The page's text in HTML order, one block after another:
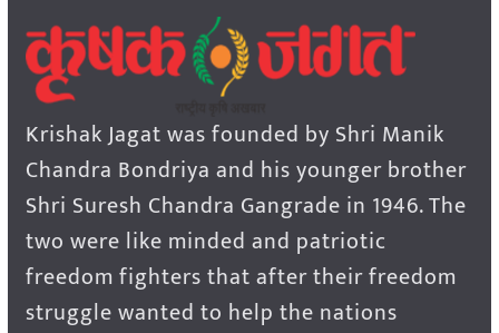
Krishak Jagat was founded by Shri Manik
Chandra Bondriya and his younger brother
Shri Suresh Chandra Gangrade in 1946. The
two were like minded and patriotic
freedom fighters that after their freedom
struggle wanted to help the nations